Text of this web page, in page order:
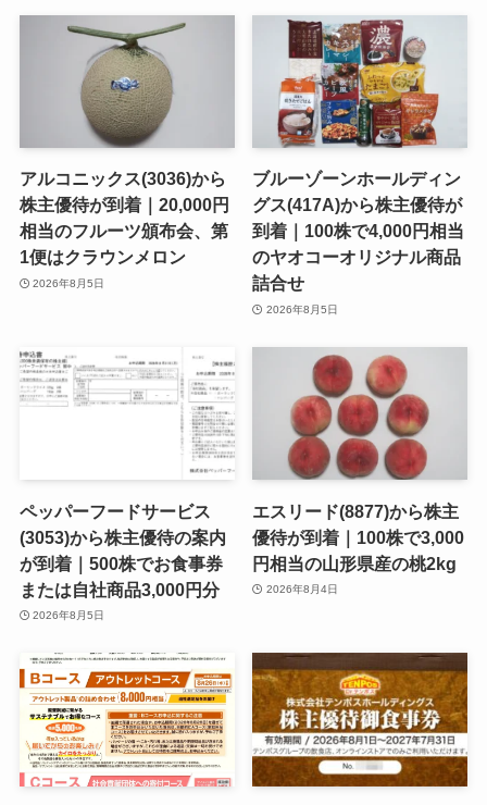
アルコニックス(3036)から
株主優待が到着｜20,000円
相当のフルーツ頒布会、第
1便はクラウンメロン
2026年8月5日
ブルーゾーンホールディン
グス(417A)から株主優待が
到着｜100株で4,000円相当
のヤオコーオリジナル商品
詰合せ
2026年8月5日
ペッパーフードサービス
(3053)から株主優待の案内
が到着｜500株でお食事券
または自社商品3,000円分
2026年8月5日
エスリード(8877)から株主
優待が到着｜100株で3,000
円相当の山形県産の桃2kg
2026年8月4日